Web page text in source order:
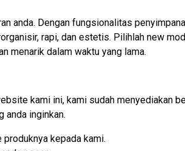
anda. Dengan fungsionalitas
rapi, dan estetis. Pilihlah new
menarik dalam waktu yang lama.
kami ini, kami sudah menyediakan
anda inginkan.
kepada kami.